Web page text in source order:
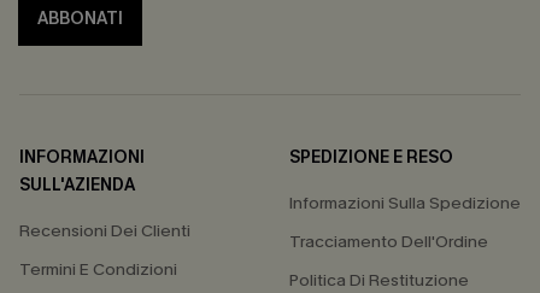
ABBONATI
INFORMAZIONI
SULL'AZIENDA
Recensioni Dei Clienti
Termini E Condizioni
SPEDIZIONE E RESO
Informazioni Sulla Spedizione
Tracciamento Dell'Ordine
Politica Di Restituzione